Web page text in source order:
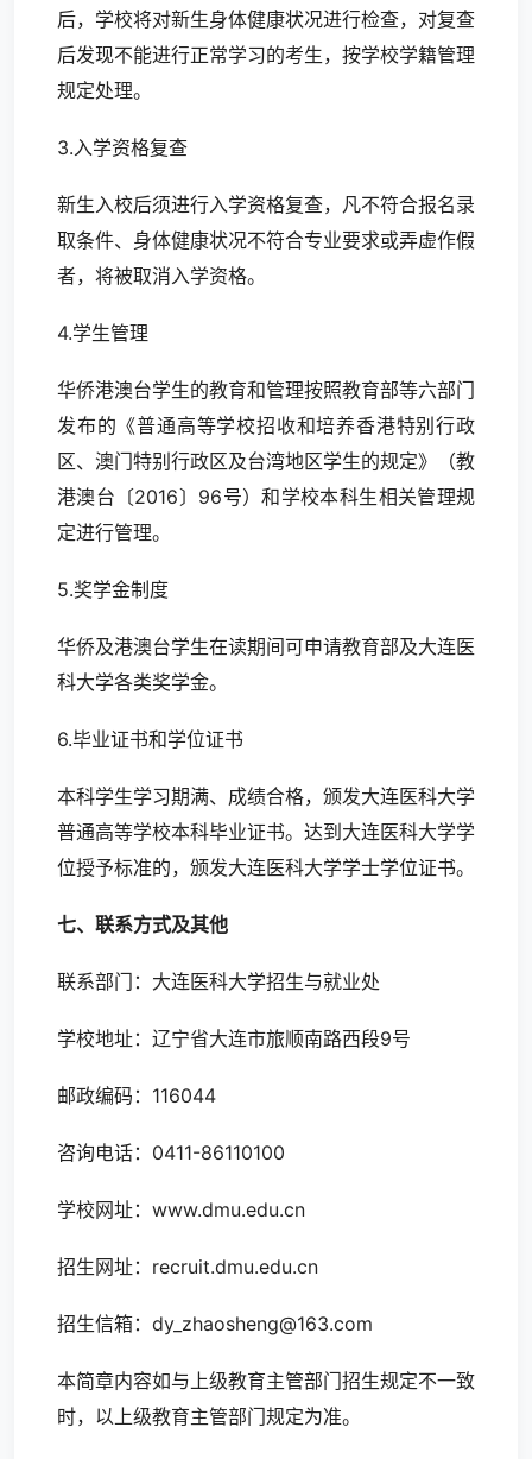
后，学校将对新生身体健康状况进行检查，对复查
后发现不能进行正常学习的考生，按学校学籍管理
规定处理。
3.入学资格复查
新生入校后须进行入学资格复查，凡不符合报名录
取条件、身体健康状况不符合专业要求或弄虚作假
者，将被取消入学资格。
4.学生管理
华侨港澳台学生的教育和管理按照教育部等六部门
发布的《普通高等学校招收和培养香港特别行政
区、澳门特别行政区及台湾地区学生的规定》（教
港澳台〔2016〕96号）和学校本科生相关管理规
定进行管理。
5.奖学金制度
华侨及港澳台学生在读期间可申请教育部及大连医
科大学各类奖学金。
6.毕业证书和学位证书
本科学生学习期满、成绩合格，颁发大连医科大学
普通高等学校本科毕业证书。达到大连医科大学学
位授予标准的，颁发大连医科大学学士学位证书。
七、联系方式及其他
联系部门：大连医科大学招生与就业处
学校地址：辽宁省大连市旅顺南路西段9号
邮政编码：116044
咨询电话：0411-86110100
学校网址：www.dmu.edu.cn
招生网址：recruit.dmu.edu.cn
招生信箱：dy_zhaosheng@163.com
本简章内容如与上级教育主管部门招生规定不一致
时，以上级教育主管部门规定为准。